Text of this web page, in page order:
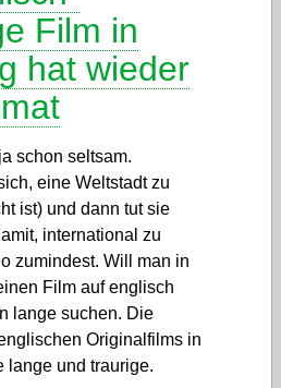
Film in
hat wieder
schon seltsam.
eine Weltstadt zu
ist) und dann tut sie
international zu
zumindest. Will man in
Film auf englisch
lange suchen. Die
Originalfilms in
lange und traurige.